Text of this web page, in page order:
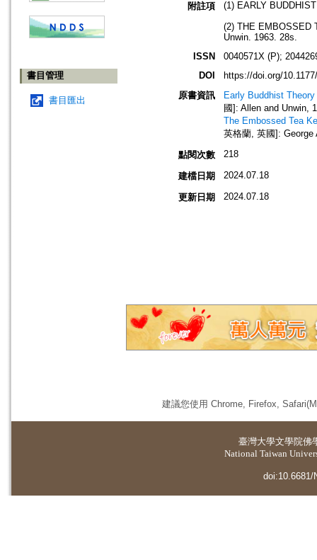
書目管理
書目匯出
附註項
(1) EARLY
(2) THE EMBOSSED
Unwin. 1963. 28s.
ISSN
0040571X (P);
DOI
https://doi.org/
原書資訊
Early Buddhist
國]: Allen and Unwin,
The Embossed Tea
英格蘭, 英國]: George
點閱次數
218
建檔日期 2024.07.18
更新日期 2024.07.18
建議您使用 Chrome, Firefox,
臺灣大學文學院佛
National Taiwan
doi:10.6681/